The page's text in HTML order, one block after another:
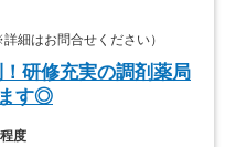
細はお問合せください）
！研修充実の調剤薬局
す◎
度